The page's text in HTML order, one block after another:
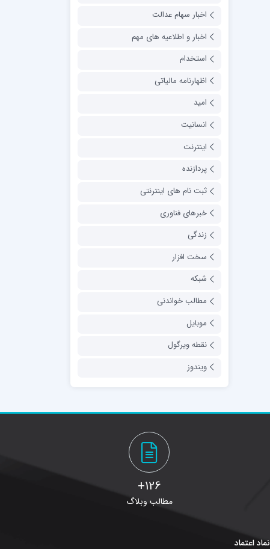
اخبار سهام عدالت
اخبار و اطلاعیه های مهم
استخدام
اظهارنامه مالیاتی
امید
انسانیت
اینترنت
پردازنده
ثبت نام های اینترنتی
خبرهای فناوری
زندگی
سخت افزار
شبکه
مطالب خواندنی
موبایل
نقطه ویرگول
ویندوز
126+
مطالب وبلاگ
نماد اعتماد